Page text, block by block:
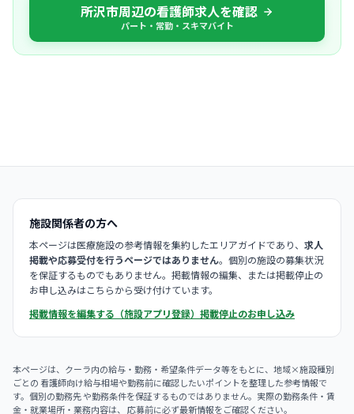
所沢市周辺の看護師求人を確認
パート・常勤・スキマバイト
施設関係者の方へ
本ページは医療施設の参考情報を集約したエリアガイドであり、 求人
掲載や応募受付を行うページではありません。個別の施設の募集状況
を保証するものでもありません。掲載情報の編集、または掲載停止の
お申し込みはこちらから受け付けています。
掲載情報を編集する（施設アプリ登録） 掲載停止のお申し込み
本ページは、クーラ内の給与・勤務・希望条件データ等をもとに、地域×施設種別
ごとの 看護師向け給与相場や勤務前に確認したいポイントを整理した参考情報で
す。個別の勤務先 や勤務条件を保証するものではありません。実際の勤務条件・賃
金・就業場所・業務内容は、 応募前に必ず最新情報をご確認ください。